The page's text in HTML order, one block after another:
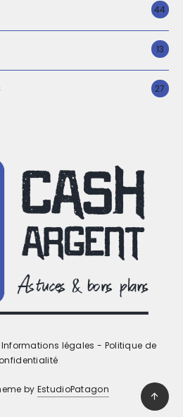
44
13
27
Informations légales - Politique de
by EstudioPatagon